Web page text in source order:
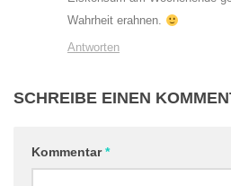
Wahrheit erahnen.
Antworten
SCHREIBE EINEN
Kommentar*